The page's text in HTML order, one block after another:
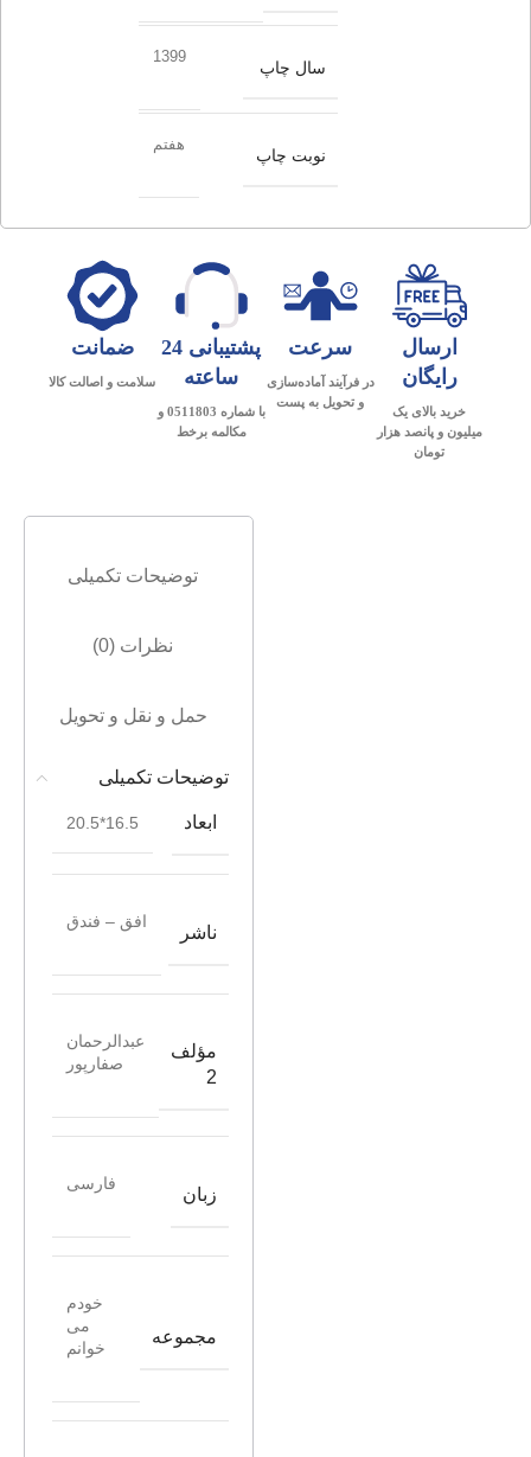
سال چاپ
1399
نوبت چاپ
هفتم
ارسال
رایگان
خرید بالای یک
میلیون و پانصد هزار
تومان
سرعت
در فرآیند آماده‌سازی
و تحویل به پست
پشتیبانی 24
ساعته
با شماره 0511803 و
مکالمه برخط
ضمانت
سلامت و اصالت کالا
توضیحات تکمیلی
نظرات (0)
حمل و نقل و تحویل
توضیحات تکمیلی
ابعاد 16.5*20.5
ناشر
افق – فندق
مؤلف
2
عبدالرحمان
صفارپور
زبان
فارسی
مجموعه
خودم
می
خوانم